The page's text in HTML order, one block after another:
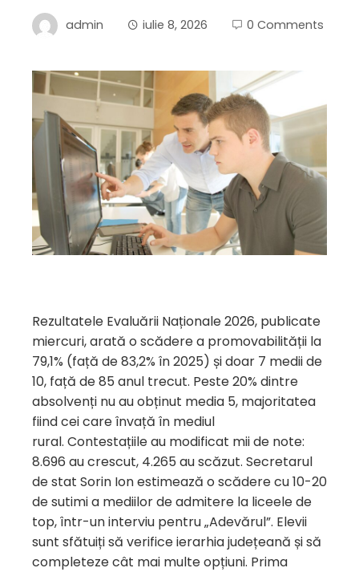
admin iulie 8, 2026 0 Comments
Rezultatele Evaluării Naționale 2026, publicate
miercuri, arată o scădere a promovabilității la
79,1% (față de 83,2% în 2025) și doar 7 medii de
10, față de 85 anul trecut. Peste 20% dintre
absolvenți nu au obținut media 5, majoritatea
fiind cei care învață în mediul
rural. Contestațiile au modificat mii de note:
8.696 au crescut, 4.265 au scăzut. Secretarul
de stat Sorin Ion estimează o scădere cu 10-20
de sutimi a mediilor de admitere la liceele de
top, într-un interviu pentru „Adevărul”. Elevii
sunt sfătuiți să verifice ierarhia județeană și să
completeze cât mai multe opțiuni. Prima